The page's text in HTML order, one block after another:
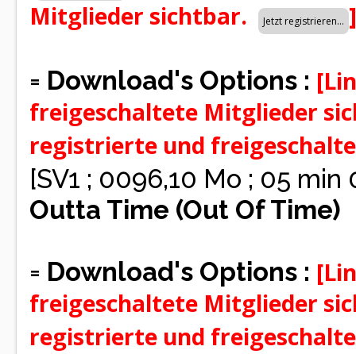
Mitglieder sichtbar.
]
= Download's Options :
freigeschaltete Mitglieder
registrierte und
[SV1 ; 0096,10 Mo ; 05
Outta Time (Out Of Time)
= Download's Options :
freigeschaltete Mitglieder
registrierte und